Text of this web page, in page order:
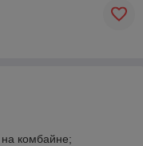
на комбайне;